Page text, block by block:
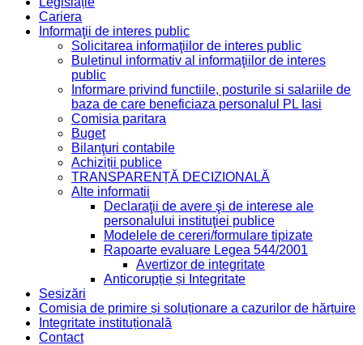
Cariera
Informaţii de interes public
Solicitarea informaţiilor de interes public
Buletinul informativ al informaţiilor de interes
public
Informare privind functiile, posturile si salariile de
baza de care beneficiaza personalul PL Iasi
Comisia paritara
Buget
Bilanţuri contabile
Achiziții publice
TRANSPARENȚĂ DECIZIONALĂ
Alte informatii
Declaraţii de avere şi de interese ale
personalului instituţiei publice
Modelele de cereri/formulare tipizate
Rapoarte evaluare Legea 544/2001
Avertizor de integritate
Anticorupție și Integritate
Sesizări
Comisia de primire și soluționare a cazurilor de hărțuire
Integritate instituțională
Contact